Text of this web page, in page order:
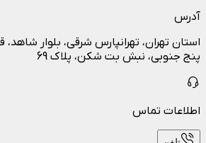
آدرس
استان تهران، تهرانپارس شرقی، بلوار
پنج جنوبی، نبش بت شکن، پلاک 69
اطلاعات تماس